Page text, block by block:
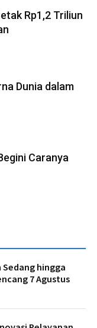
Rp1,2 Triliun
Dunia dalam
Caranya
hingga
7 Agustus